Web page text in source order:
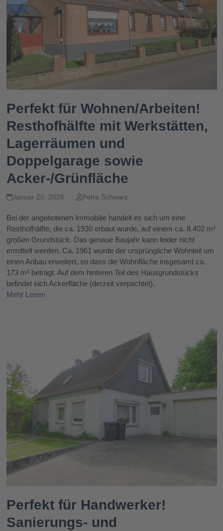
Perfekt für Wohnen/Arbeiten!
Resthofhälfte mit Werkstätten,
Lagerräumen und
Doppelgarage sowie
Acker-/Grünfläche
Januar 20, 2026 Petra Schwarz
Bei der angebotenen Immobilie handelt es sich um eine
Resthofhälfte, die ca. 1930 erbaut wurde, auf einem ca. 8.402 m²
großen Grundstück. Das genaue Baujahr kann leider nicht
ermittelt werden. Ca. 1961 wurde der ursprüngliche Wohnteil um
einen Anbau erweitert, so dass die Wohnfläche insgesamt ca.
173 m² beträgt. Auf dem hinteren Teil des Hausgrundstücks
befindet sich Ackerfläche (derzeit verpachtet),
Mehr Lesen
Perfekt für Handwerker!
Sanierungs- und